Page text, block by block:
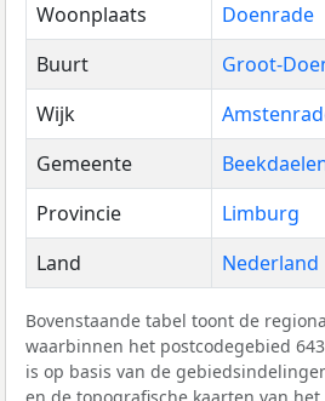
Woonplaats
Doenrade
Buurt
Groot-
Wijk
Gemeente
Provincie
Limburg
Land
Nederland
Bovenstaande tabel toont de
waarbinnen het postcodegebied
is op basis van de